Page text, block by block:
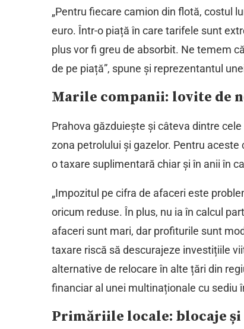
„Pentru fiecare camion din flotă, costul
euro. Într-o piață în care tarifele sunt
plus vor fi greu de absorbit. Ne temem
de pe piață”, spune și reprezentantul
Marile companii: lovite de
Prahova găzduiește și câteva dintre
zona petrolului și gazelor. Pentru
o taxare suplimentară chiar și în anii în
„Impozitul pe cifra de afaceri este
oricum reduse. În plus, nu ia în calcul
afaceri sunt mari, dar profiturile sunt
taxare riscă să descurajeze investițiile
alternative de relocare în alte țări din
financiar al unei multinaționale cu sediu
Primăriile locale: blocaje